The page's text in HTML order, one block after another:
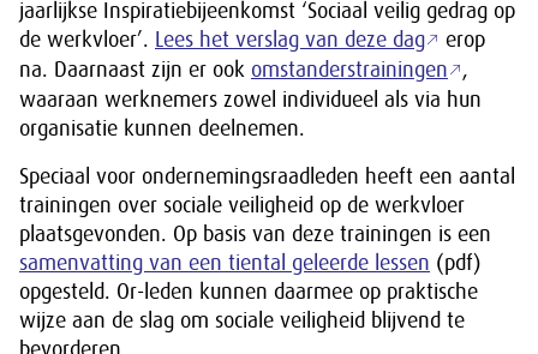
jaarlijkse Inspiratiebijeenkomst ‘Sociaal veilig gedrag op
de werkvloer’. Lees het verslag van deze dag
erop
na. Daarnaast zijn er ook omstanderstrainingen
,
waaraan werknemers zowel individueel als via hun
organisatie kunnen deelnemen.
Speciaal voor ondernemingsraadleden heeft een aantal
trainingen over sociale veiligheid op de werkvloer
plaatsgevonden. Op basis van deze trainingen is een
samenvatting van een tiental geleerde lessen (pdf)
opgesteld. Or-leden kunnen daarmee op praktische
wijze aan de slag om sociale veiligheid blijvend te
bevorderen.